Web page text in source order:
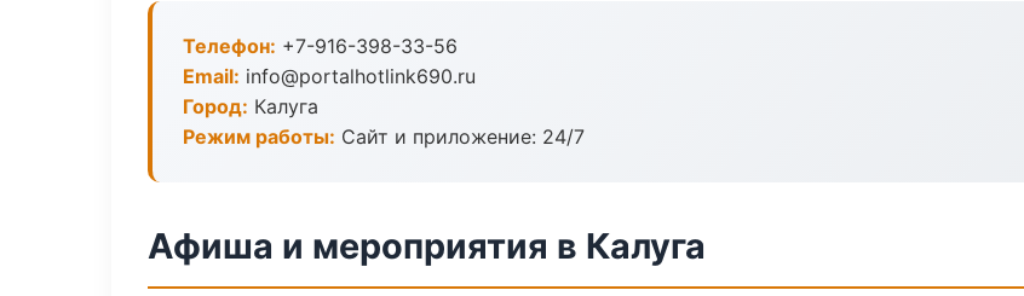
Телефон: +7-916-398-33-56
Email: info@portalhotlink690.ru
Город: Калуга
Режим работы: Сайт и приложение: 24/7
Афиша и мероприятия в Калуга